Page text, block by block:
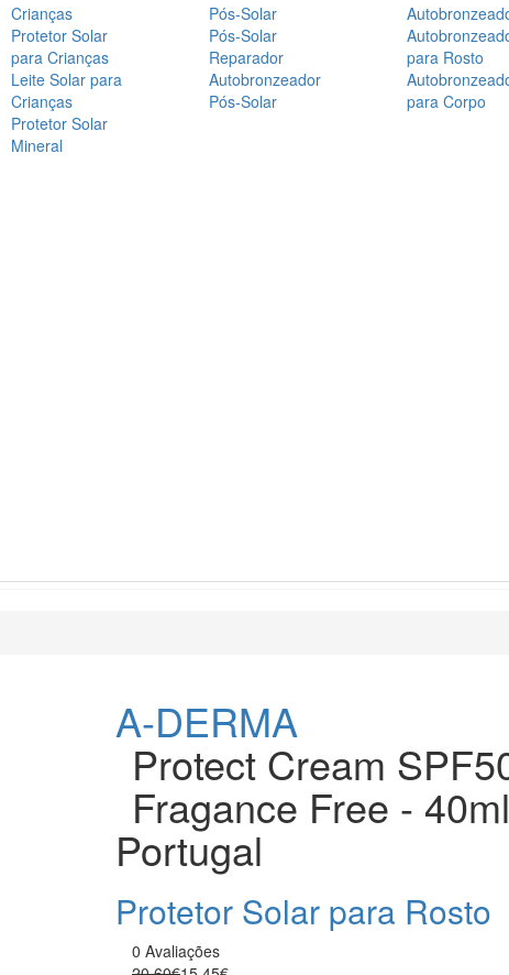
Crianças
Protetor Solar
para Crianças
Leite Solar para
Crianças
Protetor Solar
Mineral
Pós-Solar
Pós-Solar
Reparador
Autobronzeador
Pós-Solar
para Rosto
para Corpo
A-DERMA
Protect Cream
Fragance Free - 40ml
Portugal
Protetor Solar para Rosto
0 Avaliações